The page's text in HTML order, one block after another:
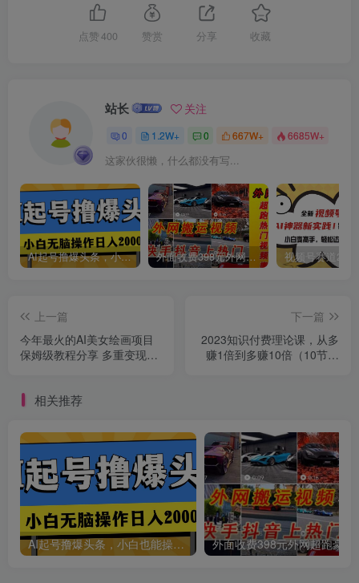
点赞 400 赞赏 分享 收藏
站长 关注
0 1.2W+ 0 667W+ 6685W+
这家伙很懒，什么都没有写...
AI起号撸爆头条，小白也能操作，日入2000+ 外面收费398元外网超跑豪车汽车视频搬运至快手抖音上热门项目
上一篇
今年最火的AI美女绘画项目
保姆级教程分享 多重变现方
下一篇
2023知识付费理论课，从多
赚1倍到多赚10倍（10节视
相关推荐
AI起号撸爆头条，小白也能操作，日入2000+